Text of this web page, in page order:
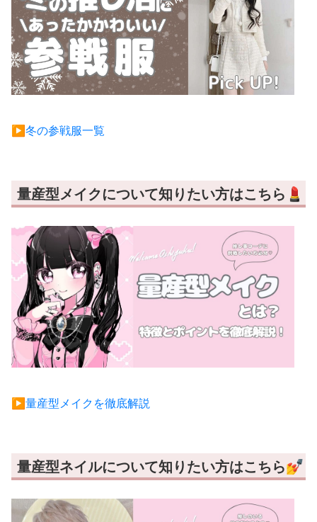
▶︎冬の参戦服一覧
量産型メイクについて知りたい方はこちら💄
▶︎量産型メイクを徹底解説
量産型ネイルについて知りたい方はこちら💅